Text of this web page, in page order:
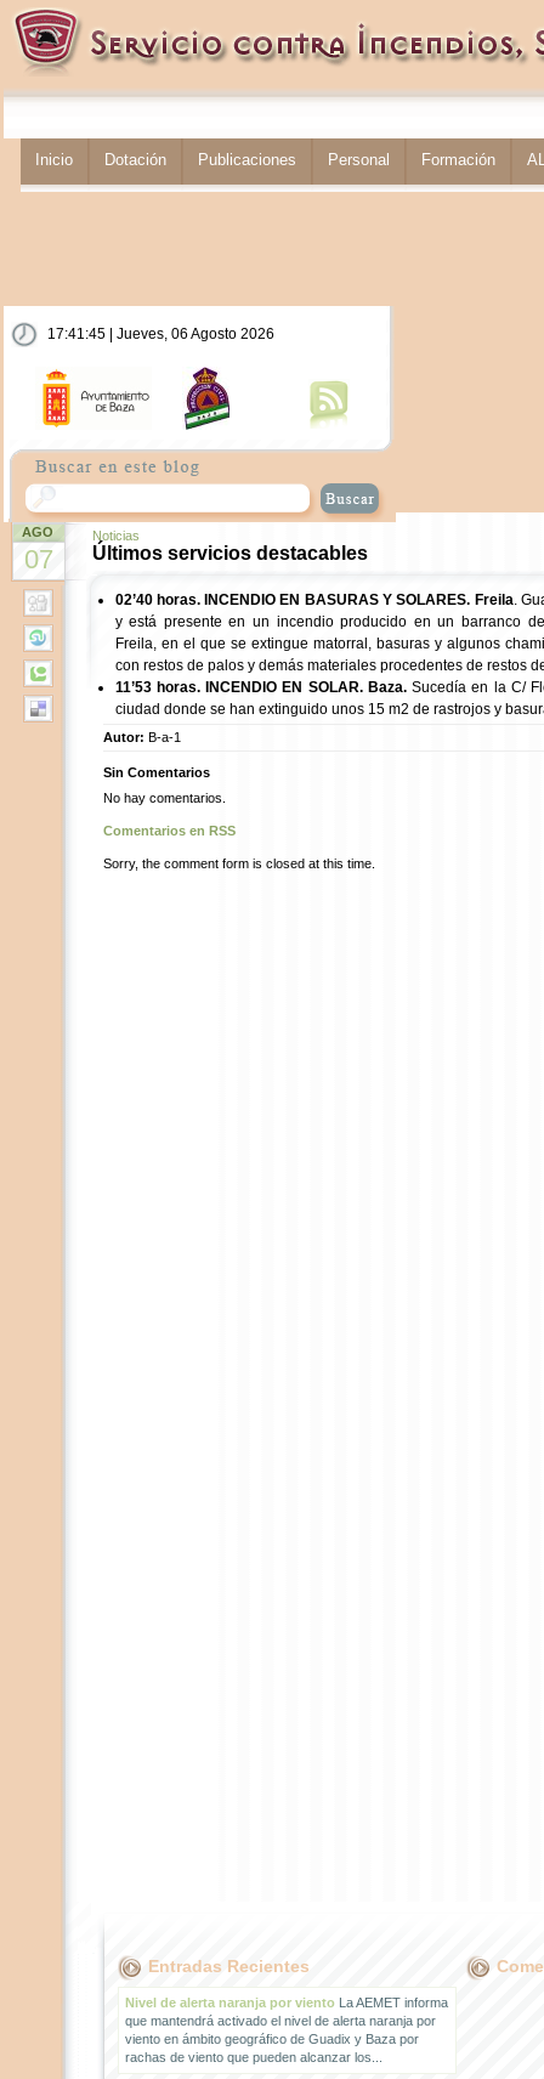
Inicio Dotación Publicaciones Personal Formación
17:41:45 | Jueves, 06 Agosto 2026
AGO
07
Noticias
Últimos servicios destacables
02’40 horas. INCENDIO EN BASURAS Y SOLARES. Freila.
y está presente en un incendio producido en un barranco
Freila, en el que se extingue matorral, basuras y algunos
con restos de palos y demás materiales procedentes de restos
11’53 horas. INCENDIO EN SOLAR. Baza.Sucedía en la C/
ciudad donde se han extinguido unos 15 m2 de rastrojos y
Autor: B-a-1
Sin Comentarios
No hay comentarios.
Comentarios en RSS
Sorry, the comment form is closed at this time.
Entradas Recientes
Nivel de alerta naranja por vientoLa AEMET informa
que mantendrá activado el nivel de alerta naranja por
viento en ámbito geográfico de Guadix y Baza por
rachas de viento que pueden alcanzar los...